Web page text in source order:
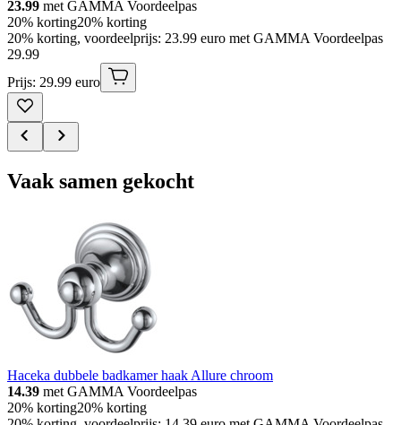
23.99 met GAMMA Voordeelpas
20% korting20% korting
20% korting, voordeelprijs: 23.99 euro met GAMMA Voordeelpas
29.99
Prijs: 29.99 euro
Vaak samen gekocht
Haceka dubbele badkamer haak Allure chroom
14.39 met GAMMA Voordeelpas
20% korting20% korting